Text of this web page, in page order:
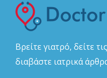
Βρείτε γιατρό, δείτε
διαβάστε ιατρικά